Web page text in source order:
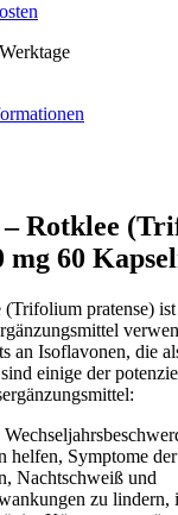
Rotklee
mg 60
pratense)
an Isoflavonen, die
einige der
helfen, Symptome
Nachtschweiß und
zu lindern,